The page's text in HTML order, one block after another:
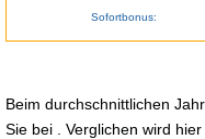
Sofortbonus:
Beim durchschnittlichen
Sie bei . Verglichen wird